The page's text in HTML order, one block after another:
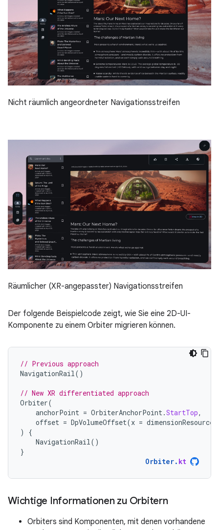
Nicht räumlich angeordneter Navigationsstreifen
Räumlicher (XR-angepasster) Navigationsstreifen
Der folgende Beispielcode zeigt, wie Sie eine 2D-UI-
Komponente zu einem Orbiter migrieren können.
// Previous approach
NavigationRail()
// New XR differentiated approach
Orbiter(
anchorPoint = OrbiterAnchorPoint.StartTop,
offset = DpVolumeOffset(x = dimensionResource
)
{
NavigationRail()
}
Orbiter. kt
Wichtige Informationen zu Orbitern
Orbiters sind Komponenten, mit denen vorhandene